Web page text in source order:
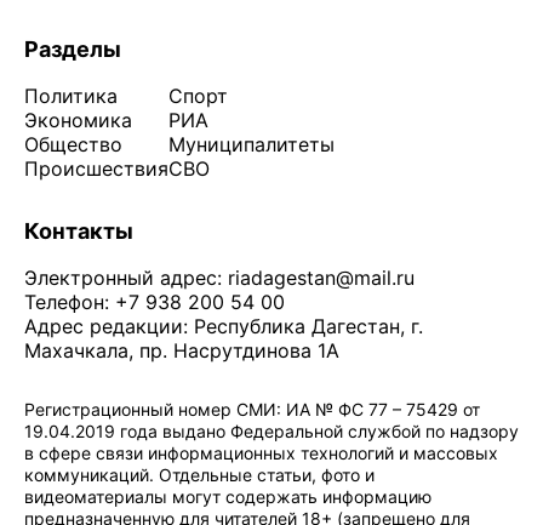
Разделы
Политика
Экономика
Общество
Происшествия
Спорт
РИА
Муниципалитеты
СВО
Контакты
Электронный адрес: riadagestan@mail.ru
Телефон: +7 938 200 54 00
Адрес редакции: Республика Дагестан, г.
Махачкала, пр. Насрутдинова 1А
Регистрационный номер СМИ: ИА № ФС 77 – 75429 от
19.04.2019 года выдано Федеральной службой по надзору
в сфере связи информационных технологий и массовых
коммуникаций. Отдельные статьи, фото и
видеоматериалы могут содержать информацию
предназначенную для читателей 18+ (запрещено для